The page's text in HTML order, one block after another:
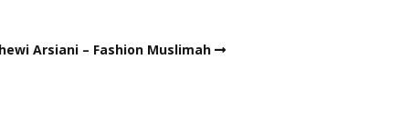
Arsiani – Fashion Muslimah